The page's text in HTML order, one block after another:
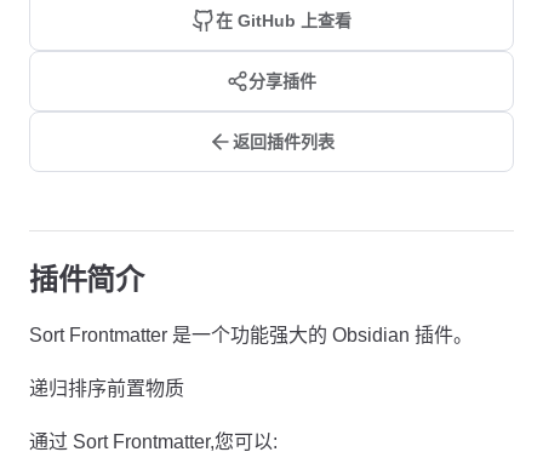
在 GitHub 上查看
分享插件
返回插件列表
插件简介
Sort Frontmatter 是一个功能强大的 Obsidian 插件。
递归排序前置物质
通过 Sort Frontmatter,您可以: